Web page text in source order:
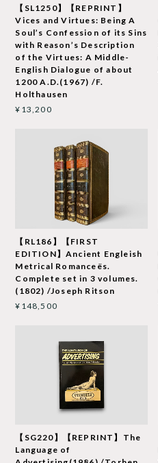
【SL1250】【REPRINT】
Vices and Virtues: Being A
Soul’s Confession of its Sins
with Reason’s Description
of the Virtues: A Middle-
English Dialogue of about
1200 A.D.(1967) /F.
Holthausen
¥13,200
【RL186】【FIRST
EDITION】Ancient Engleish
Metrical Romanceës.
Complete set in 3 volumes.
(1802) /Joseph Ritson
¥148,500
【SG220】【REPRINT】The
Language of